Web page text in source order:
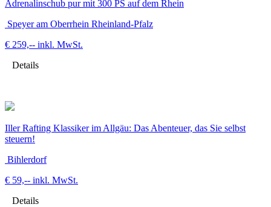
Adrenalinschub pur mit 300 PS auf dem Rhein
Speyer am Oberrhein Rheinland-Pfalz
€ 259,-- inkl. MwSt.
Details
Iller Rafting Klassiker im Allgäu: Das Abenteuer, das Sie selbst
steuern!
Bihlerdorf
€ 59,-- inkl. MwSt.
Details